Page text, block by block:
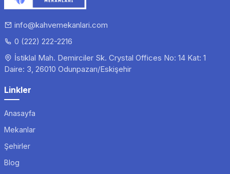
info@kahvemekanlari.com
0 (222) 222-2216
İstiklal Mah. Demirciler Sk. Crystal Offices No: 14 Kat: 1
Daire: 3, 26010 Odunpazarı/Eskişehir
Linkler
Anasayfa
Mekanlar
Şehirler
Blog